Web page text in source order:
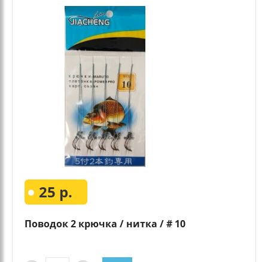
25 р.
Поводок 2 крючка / нитка / # 10